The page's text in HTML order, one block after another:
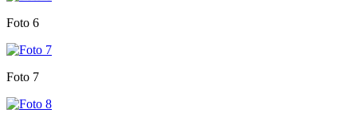
Foto 6
Foto 7